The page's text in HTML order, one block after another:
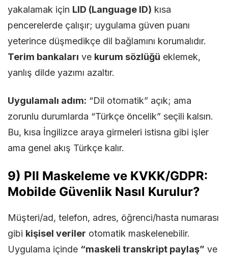
yakalamak için LID (Language ID) kısa
pencerelerde çalışır; uygulama güven puanı
yeterince düşmedikçe dil bağlamını korumalıdır.
Terim bankaları ve kurum sözlüğü eklemek,
yanlış dilde yazımı azaltır.
Uygulamalı adım: “Dil otomatik” açık; ama
zorunlu durumlarda “Türkçe öncelik” seçili kalsın.
Bu, kısa İngilizce araya girmeleri istisna gibi işler
ama genel akış Türkçe kalır.
9) PII Maskeleme ve KVKK/GDPR:
Mobilde Güvenlik Nasıl Kurulur?
Müşteri/ad, telefon, adres, öğrenci/hasta numarası
gibi kişisel veriler otomatik maskelenebilir.
Uygulama içinde “maskeli transkript paylaş” ve